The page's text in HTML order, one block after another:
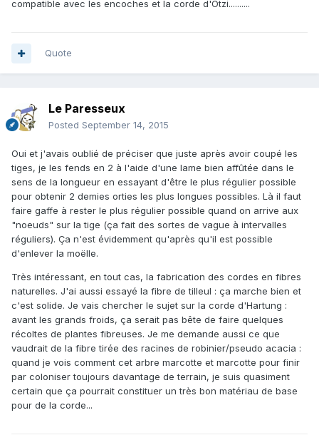
compatible avec les encoches et la corde d'Ötzi..........
Quote
Le Paresseux
Posted September 14, 2015
Oui et j'avais oublié de préciser que juste après avoir coupé les
tiges, je les fends en 2 à l'aide d'une lame bien affûtée dans le
sens de la longueur en essayant d'être le plus régulier possible
pour obtenir 2 demies orties les plus longues possibles. Là il faut
faire gaffe à rester le plus régulier possible quand on arrive aux
"noeuds" sur la tige (ça fait des sortes de vague à intervalles
réguliers). Ça n'est évidemment qu'après qu'il est possible
d'enlever la moëlle.
Très intéressant, en tout cas, la fabrication des cordes en fibres
naturelles. J'ai aussi essayé la fibre de tilleul : ça marche bien et
c'est solide. Je vais chercher le sujet sur la corde d'Hartung :
avant les grands froids, ça serait pas bête de faire quelques
récoltes de plantes fibreuses. Je me demande aussi ce que
vaudrait de la fibre tirée des racines de robinier/pseudo acacia :
quand je vois comment cet arbre marcotte et marcotte pour finir
par coloniser toujours davantage de terrain, je suis quasiment
certain que ça pourrait constituer un très bon matériau de base
pour de la corde...